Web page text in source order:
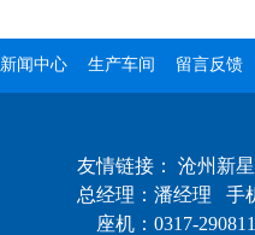
新闻中心 生产车间 留言反馈
友情链接： 沧州新
总经理：潘经理 手
座机：0317-